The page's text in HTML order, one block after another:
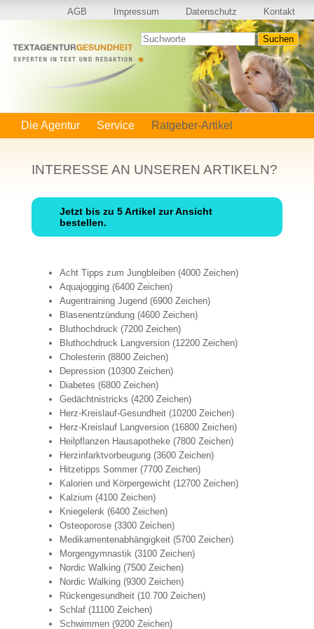
AGB Impressum Datenschutz Kontakt
Navigation
überspringen
Die Agentur Service Ratgeber-Artikel
Suchen
INTERESSE AN UNSEREN ARTIKELN?
Jetzt bis zu 5 Artikel zur Ansicht
bestellen.
Acht Tipps zum Jungbleiben (4000 Zeichen)
Aquajogging (6400 Zeichen)
Augentraining Jugend (6900 Zeichen)
Blasenentzündung (4600 Zeichen)
Bluthochdruck (7200 Zeichen)
Bluthochdruck Langversion (12200 Zeichen)
Cholesterin (8800 Zeichen)
Depression (10300 Zeichen)
Diabetes (6800 Zeichen)
Gedächtnistricks (4200 Zeichen)
Herz-Kreislauf-Gesundheit (10200 Zeichen)
Herz-Kreislauf Langversion (16800 Zeichen)
Heilpflanzen Hausapotheke (7800 Zeichen)
Herzinfarktvorbeugung (3600 Zeichen)
Hitzetipps Sommer (7700 Zeichen)
Kalorien und Körpergewicht (12700 Zeichen)
Kalzium (4100 Zeichen)
Kniegelenk (6400 Zeichen)
Osteoporose (3300 Zeichen)
Medikamentenabhängigkeit (5700 Zeichen)
Morgengymnastik (3100 Zeichen)
Nordic Walking (7500 Zeichen)
Nordic Walking (9300 Zeichen)
Rückengesundheit (10.700 Zeichen)
Schlaf (11100 Zeichen)
Schwimmen (9200 Zeichen)